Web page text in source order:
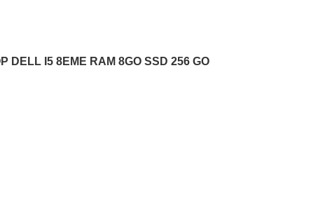
DELL I5 8EME RAM 8GO SSD 256 GO